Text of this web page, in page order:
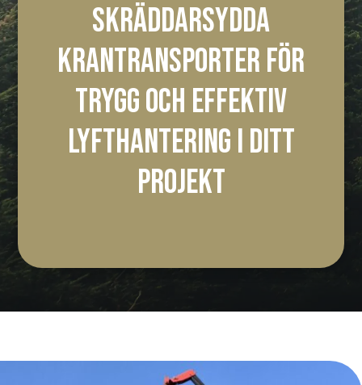
SKRÄDDARSYDDA
KRANTRANSPORTER FÖR
TRYGG OCH EFFEKTIV
LYFTHANTERING I DITT
PROJEKT